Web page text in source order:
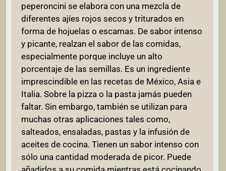
peperoncini se elabora con una mezcla de
diferentes ajíes rojos secos y triturados en
forma de hojuelas o escamas. De sabor intenso
y picante, realzan el sabor de las comidas,
especialmente porque incluye un alto
porcentaje de las semillas. Es un ingrediente
imprescindible en las recetas de México, Asia e
Italia. Sobre la pizza o la pasta jamás pueden
faltar. Sin embargo, también se utilizan para
muchas otras aplicaciones tales como,
salteados, ensaladas, pastas y la infusión de
aceites de cocina. Tienen un sabor intenso con
sólo una cantidad moderada de picor. Puede